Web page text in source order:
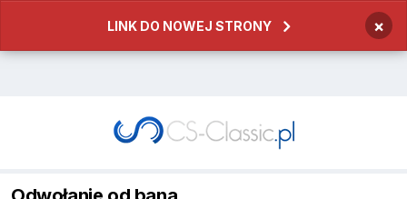
LINK DO NOWEJ STRONY ×